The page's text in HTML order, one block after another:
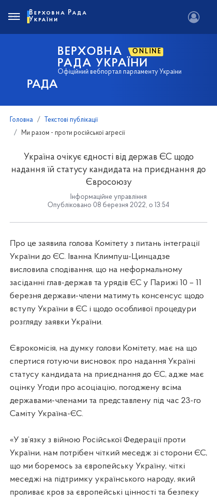
РАДА
ВЕРХОВНА ONLINE
РАДА УКРАЇНИ
Офіційний вебпортал парламенту України
Верховна Рада
України
Головна
Текстові публікації
Ми разом - проти російської агресії
Україна очікує єдності від держав ЄС щодо
надання їй статусу кандидата на приєднання до
Євросоюзу
Інформаційне управління
Опубліковано 08 березня 2022, о 13:54
Про це заявила голова Комітету з питань інтеграції
України до ЄС. Іванна Климпуш-Цинцадзе
висловила сподівання, що на неформальному
засіданні глав-держав та урядів ЄС у Парижі 10 – 11
березня держави-члени матимуть консенсус щодо
вступу України в ЄС і щодо особливої процедури
розгляду заявки України.
Єврокомісія, на думку голови Комітету, має на що
спертися готуючи висновок про надання Україні
статусу кандидата на приєднання до ЄС, адже має
оцінку Угоди про асоціацію, погоджену всіма
державами-членами та представлену під час 23-го
Саміту Україна-ЄС.
«У зв’язку з війною Російської Федерації проти
України, нам потрібен чіткий меседж зі сторони ЄС,
що ми боремось за європейську Україну, чіткі
меседжі на підтримку українського народу, який
проливає кров за європейські цінності та безпеку